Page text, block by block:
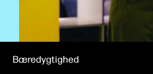
Bæredygtighed